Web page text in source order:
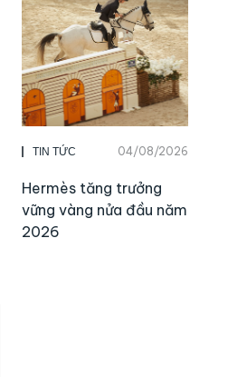
TIN TỨC 04/08/2026
Hermès tăng trưởng
vững vàng nửa đầu năm
2026